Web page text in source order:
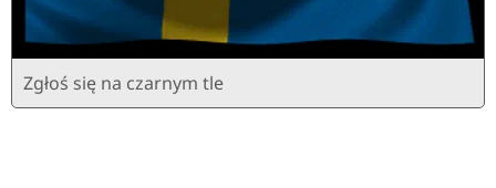
Zgłoś się na czarnym tle